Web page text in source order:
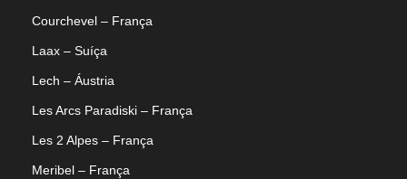
Courchevel – França
Laax – Suíça
Lech – Áustria
Les Arcs Paradiski – França
Les 2 Alpes – França
Meribel – França